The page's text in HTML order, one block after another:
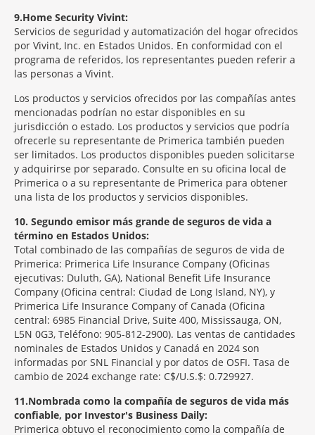
9 Home Security Vivint:
Servicios de seguridad y automatización del hogar ofrecidos
por Vivint, Inc. en Estados Unidos. En conformidad con el
programa de referidos, los representantes pueden referir a
las personas a Vivint.
Los productos y servicios ofrecidos por las compañías antes
mencionadas podrían no estar disponibles en su
jurisdicción o estado. Los productos y servicios que podría
ofrecerle su representante de Primerica también pueden
ser limitados. Los productos disponibles pueden solicitarse
y adquirirse por separado. Consulte en su oficina local de
Primerica o a su representante de Primerica para obtener
una lista de los productos y servicios disponibles.
10 Segundo emisor más grande de seguros de vida a
término en Estados Unidos:
Total combinado de las compañías de seguros de vida de
Primerica: Primerica Life Insurance Company (Oficinas
ejecutivas: Duluth, GA), National Benefit Life Insurance
Company (Oficina central: Ciudad de Long Island, NY), y
Primerica Life Insurance Company of Canada (Oficina
central: 6985 Financial Drive, Suite 400, Mississauga, ON,
L5N 0G3, Teléfono: 905-812-2900). Las ventas de cantidades
nominales de Estados Unidos y Canadá en 2024 son
informadas por SNL Financial y por datos de OSFI. Tasa de
cambio de 2024 exchange rate: C$/U.S.$: 0.729927.
11 Nombrada como la compañía de seguros de vida más
confiable, por Investor's Business Daily:
Primerica obtuvo el reconocimiento como la compañía de